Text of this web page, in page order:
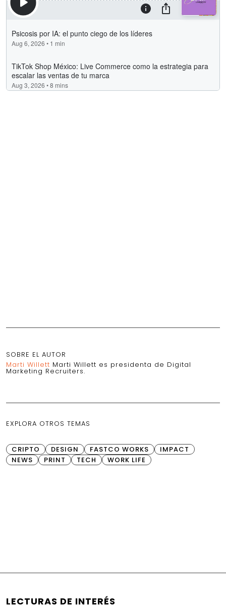
SOBRE EL AUTOR
Marti Willett Marti Willett es presidenta de Digital
Marketing Recruiters.
EXPLORA OTROS TEMAS
CRIPTO DESIGN FASTCO WORKS
IMPACT
NEWS
PRINT TECH WORK LIFE
LECTURAS DE INTERÉS